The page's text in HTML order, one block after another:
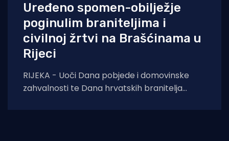
Uređeno spomen-obilježje
poginulim braniteljima i
civilnoj žrtvi na Brašćinama u
Rijeci
RIJEKA - Uoči Dana pobjede i domovinske
zahvalnosti te Dana hrvatskih branitelja